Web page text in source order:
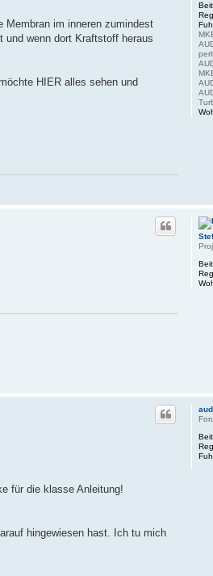
Membran im inneren zumindest
und wenn dort Kraftstoff heraus
HIER alles sehen und
für die klasse Anleitung!
hingewiesen hast. Ich tu mich